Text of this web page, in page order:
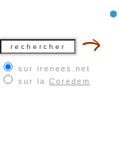
sur irenees.net
sur la Coredem